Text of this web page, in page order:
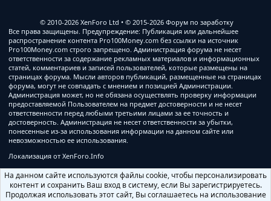
© 2010-2026 XenForo Ltd
© 2015-2026 Форум по заработку
Все права защищены. Предупреждение: Публикация или дальнейшее
распространение контента Pro100Money.com без ссылки на источник
Pro100Money.com строго запрещено. Администрация форума не несет
ответственности за содержание рекламных материалов и информационных
статей, комментариев и записей пользователей, которые размещены на
страницах форума. Мысли авторов публикаций, размещенные на страницах
форума, могут не совпадать с мнением и позицией Администрации.
Администрация может, но не обязана осуществлять проверку информации
предоставляемой Пользователем на предмет достоверности и не несет
ответственности перед любыми третьими лицами за ее точность и
достоверность. Администрация не несет ответственности за убытки,
понесенные из-за использования информации на данном сайте или
невозможностью ее использования.
Локализация от XenForo.Info
На данном сайте используются файлы cookie, чтобы персонализировать
контент и сохранить Ваш вход в систему, если Вы зарегистрируетесь.
Продолжая использовать этот сайт, Вы соглашаетесь на использование